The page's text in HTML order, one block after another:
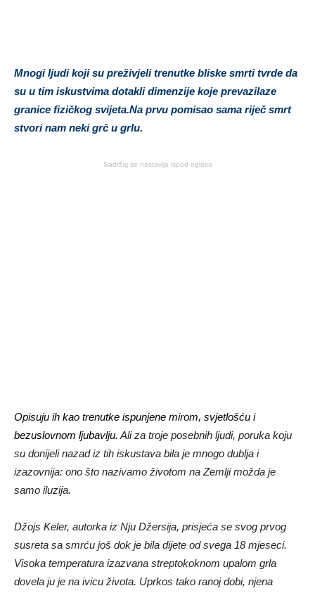
Mnogi ljudi koji su preživjeli trenutke bliske smrti tvrde da
su u tim iskustvima dotakli dimenzije koje prevazilaze
granice fizičkog svijeta.Na prvu pomisao sama riječ smrt
stvori nam neki grč u grlu.
Sadržaj se nastavlja ispod oglasa
Opisuju ih kao trenutke ispunjene mirom, svjetlošću i
bezuslovnom ljubavlju. Ali za troje posebnih ljudi, poruka koju
su donijeli nazad iz tih iskustava bila je mnogo dublja i
izazovnija: ono što nazivamo životom na Zemlji možda je
samo iluzija.
Džojs Keler, autorka iz Nju Džersija, prisjeća se svog prvog
susreta sa smrću još dok je bila dijete od svega 18 mjeseci.
Visoka temperatura izazvana streptokoknom upalom grla
dovela ju je na ivicu života. Uprkos tako ranoj dobi, njena